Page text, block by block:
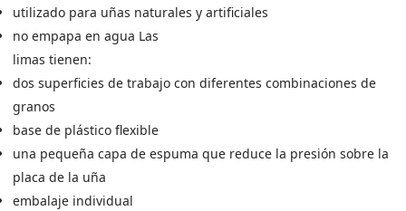
utilizado para uñas naturales y artificiales
no empapa en agua Las
limas tienen:
dos superficies de trabajo con diferentes combinaciones de
granos
base de plástico flexible
una pequeña capa de espuma que reduce la presión sobre la
placa de la uña
embalaje individual